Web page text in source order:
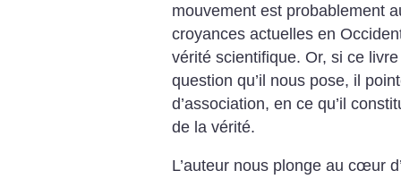
mouvement est probablement
croyances actuelles en
vérité scientifique. Or, si ce
question qu’il nous pose, il
d’association, en ce qu’il
de la vérité.
L’auteur nous plonge au cœur